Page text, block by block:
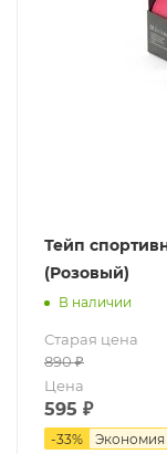
Тейп
(Розовый)
В наличии
Старая цена
890₽
Цена
595 ₽
-33% Экономия